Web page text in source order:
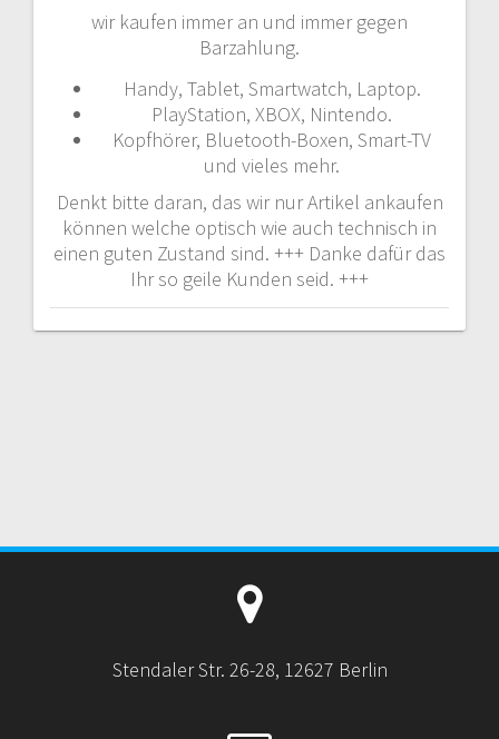
wir kaufen immer an und immer gegen
Barzahlung.
Handy, Tablet, Smartwatch, Laptop.
PlayStation, XBOX, Nintendo.
Kopfhörer, Bluetooth-Boxen, Smart-TV
und vieles mehr.
Denkt bitte daran, das wir nur Artikel ankaufen
können welche optisch wie auch technisch in
einen guten Zustand sind. +++ Danke dafür das
Ihr so geile Kunden seid. +++
Stendaler Str. 26-28, 12627 Berlin